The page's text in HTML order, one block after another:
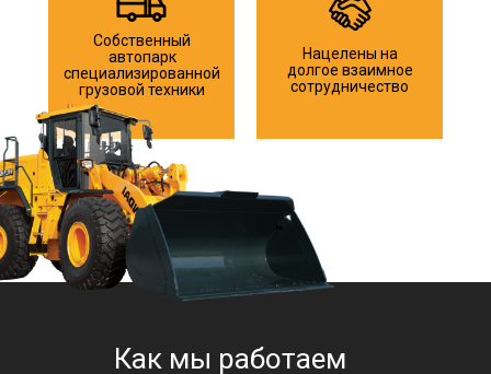
Нацелены на
долгое взаимное
сотрудничество
Собственный
автопарк
специализированной
грузовой техники
Как мы работаем